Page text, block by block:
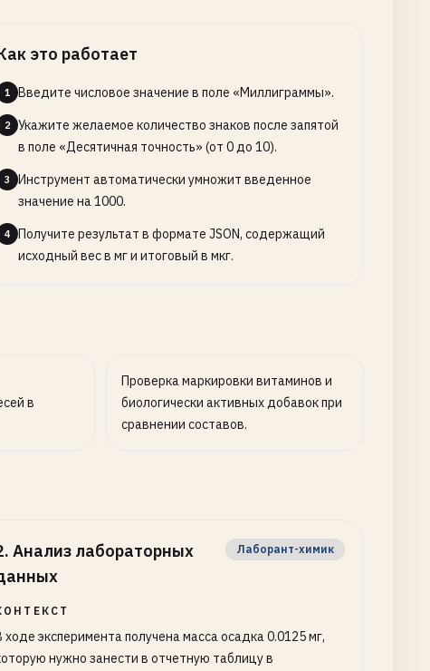
это работает
1 Введите числовое значение в поле «Миллиграммы».
2
Укажите желаемое количество знаков после запятой
в поле «Десятичная точность» (от 0 до 10).
3
Инструмент автоматически умножит введенное
значение на 1000.
4
Получите результат в формате JSON, содержащий
исходный вес в мг и итоговый в мкг.
в
Проверка маркировки витаминов и
биологически активных добавок при
сравнении составов.
. Анализ лабораторных
Лаборант-химик
ходе эксперимента получена масса осадка 0.0125 мг,
нужно занести в отчетную таблицу в